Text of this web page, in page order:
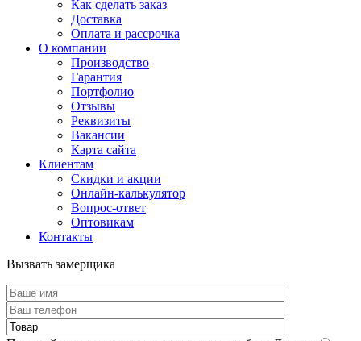
Как сделать заказ
Доставка
Оплата и рассрочка
О компании
Производство
Гарантия
Портфолио
Отзывы
Реквизиты
Вакансии
Карта сайта
Клиентам
Скидки и акции
Онлайн-калькулятор
Вопрос-ответ
Оптовикам
Контакты
Вызвать замерщика